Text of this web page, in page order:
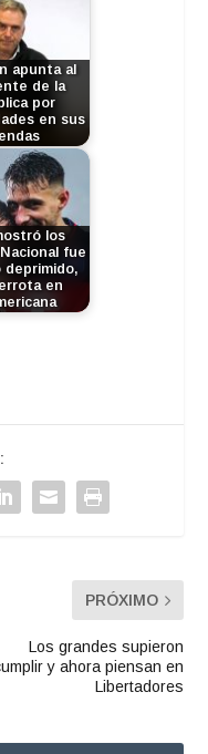
apunta al
de la
por
en sus
los
fue
en
PRÓXIMO
Los grandes supieron
y ahora piensan en
Libertadores